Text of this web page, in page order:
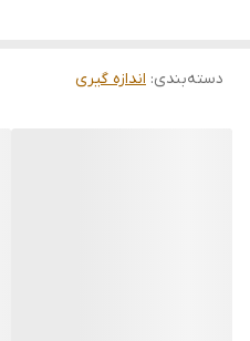
- قابلیت اندازه گیری دماباد : ċ 0.0~45.0
دسته‌بندی: اندازه گیری